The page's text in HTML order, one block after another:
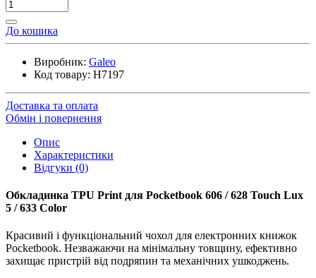
До кошика
Виробник: Galeo
Код товару: H7197
Доставка та оплата
Обмін і повернення
Опис
Характеристики
Відгуки (0)
Обкладинка TPU Print для Pocketbook 606 / 628 Touch Lux
5 / 633 Color
Красивий і функціональний чохол для електронних книжок
Pocketbook. Незважаючи на мінімальну товщину, ефективно
захищає пристрій від подряпин та механічних ушкоджень.